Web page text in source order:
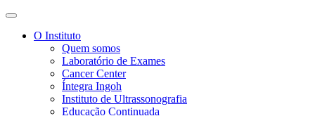
O Instituto
Quem somos
Laboratório de Exames
Cancer Center
Íntegra Ingoh
Instituto de Ultrassonografia
Educação Continuada